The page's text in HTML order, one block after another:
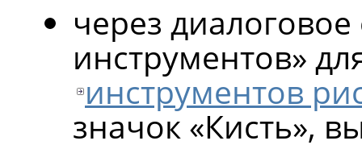
через
инструментов»
инструментов
значок «Кисть»,